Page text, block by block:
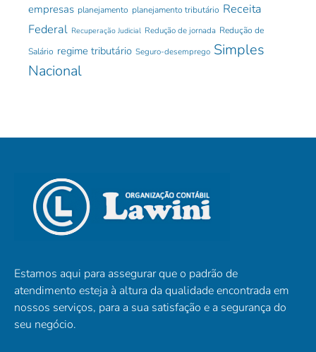
empresas planejamento planejamento tributário Receita
Federal Recuperação Judicial Redução de jornada Redução de
Salário regime tributário Seguro-desemprego Simples
Nacional
Estamos aqui para assegurar que o padrão de
atendimento esteja à altura da qualidade encontrada em
nossos serviços, para a sua satisfação e a segurança do
seu negócio.